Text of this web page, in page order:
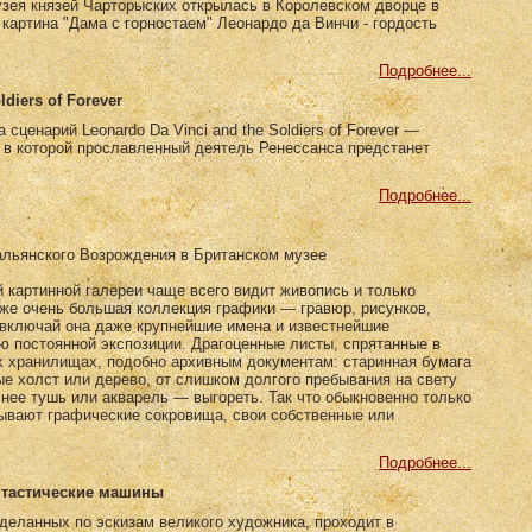
князей Чарторыских открылась в Королевском дворце в
"Дама с горностаем" Леонардо да Винчи - гордость
Подробнее...
of Forever
сценарий Leonardo Da Vinci and the Soldiers of Forever —
которой прославленный деятель Ренессанса предстанет
Подробнее...
Возрождения в Британском музее
галереи чаще всего видит живопись и только
очень большая коллекция графики — гравюр, рисунков,
она даже крупнейшие имена и известнейшие
постоянной экспозиции. Драгоценные листы, спрятанные в
хранилищах, подобно архивным документам: старинная бумага
холст или дерево, от слишком долгого пребывания на свету
тушь или акварель — выгореть. Так что обыкновенно только
графические сокровища, свои собственные или
Подробнее...
машины
по эскизам великого художника, проходит в